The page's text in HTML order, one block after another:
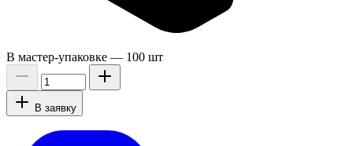
В мастер-упаковке — 100 шт
В заявку